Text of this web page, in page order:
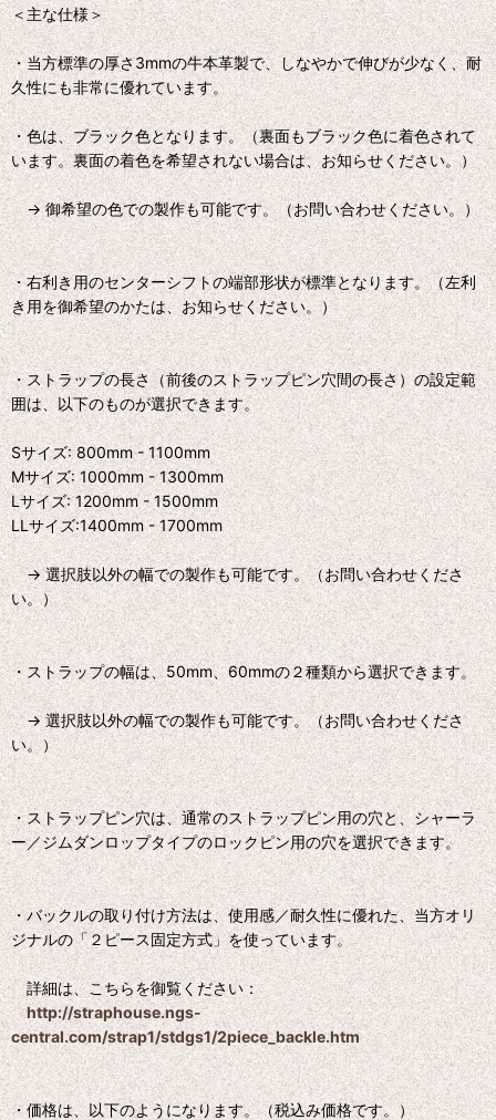
＜主な仕様＞
・当方標準の厚さ3mmの牛本革製で、しなやかで伸びが少なく、耐
久性にも非常に優れています。
・色は、ブラック色となります。（裏面もブラック色に着色されて
います。裏面の着色を希望されない場合は、お知らせください。）
→ 御希望の色での製作も可能です。（お問い合わせください。）
・右利き用のセンターシフトの端部形状が標準となります。（左利
き用を御希望のかたは、お知らせください。）
・ストラップの長さ（前後のストラップピン穴間の長さ）の設定範
囲は、以下のものが選択できます。
Sサイズ: 800mm - 1100mm
Mサイズ: 1000mm - 1300mm
Lサイズ: 1200mm - 1500mm
LLサイズ:1400mm - 1700mm
→ 選択肢以外の幅での製作も可能です。（お問い合わせくださ
い。）
・ストラップの幅は、50mm、60mmの２種類から選択できます。
→ 選択肢以外の幅での製作も可能です。（お問い合わせくださ
い。）
・ストラップピン穴は、通常のストラップピン用の穴と、シャーラ
ー／ジムダンロップタイプのロックピン用の穴を選択できます。
・バックルの取り付け方法は、使用感／耐久性に優れた、当方オリ
ジナルの「２ピース固定方式」を使っています。
詳細は、こちらを御覧ください：
http://straphouse.ngs-
central.com/strap1/stdgs1/2piece_backle.htm
・価格は、以下のようになります。（税込み価格です。）